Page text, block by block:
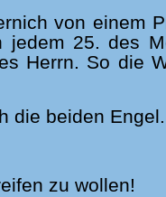
von einem
jedem 25. des
Herrn. So die
die beiden Engel.
zu wollen!